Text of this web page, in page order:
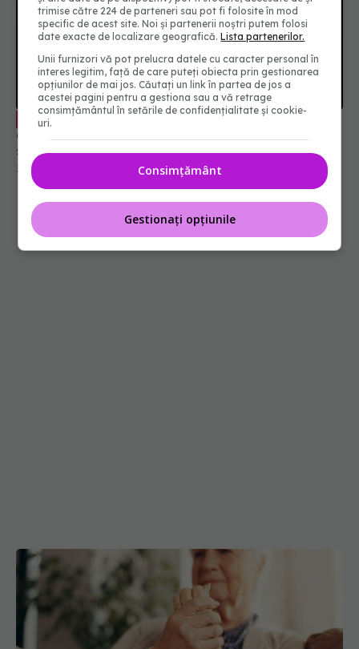
EXCLUSIV Pericolul tăcut care afectează milioane
de oameni. De ce medicina nu poate vindeca
singurătatea
31 iul 2026, 21:20
trimise către 224 de parteneri sau pot fi folosite în mod
specific de acest site. Noi și partenerii noștri putem folosi
date exacte de localizare geografică.Lista partenerilor.
Unii furnizori vă pot prelucra datele cu caracter personal în
interes legitim, față de care puteți obiecta prin gestionarea
opțiunilor de mai jos. Căutați un link în partea de jos a
acestei pagini pentru a gestiona sau a vă retrage
consimțământul în setările de confidențialitate și cookie-
uri.
Consimțământ
Gestionați opțiunile